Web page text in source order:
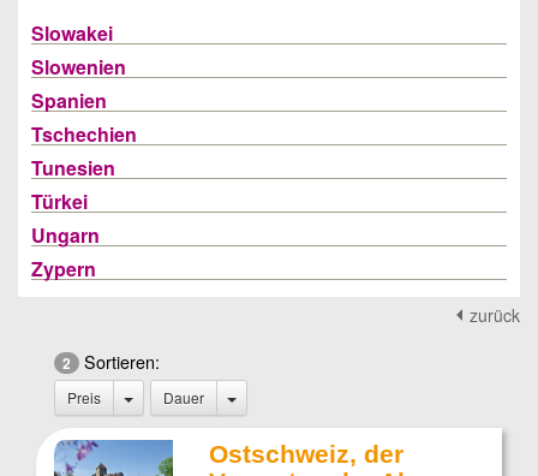
Slowakei
Slowenien
Spanien
Tschechien
Tunesien
Türkei
Ungarn
Zypern
zurück
2 Sortieren:
Preis Dauer
Ostschweiz, der